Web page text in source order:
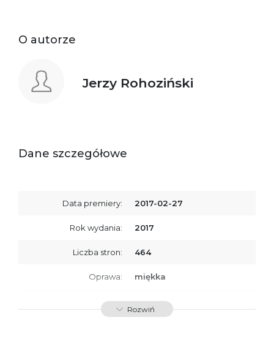
O autorze
Jerzy Rohoziński
Dane szczegółowe
Data premiery: 2017-02-27
Rok wydania: 2017
Liczba stron: 464
Oprawa: miękka
ISBN 9788379766222
Rozwiń